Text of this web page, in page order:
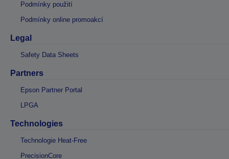
Podmínky použití
Podmínky online promoakcí
Legal
Safety Data Sheets
Partners
Epson Partner Portal
LPGA
Technologies
Technologie Heat-Free
PrecisionCore